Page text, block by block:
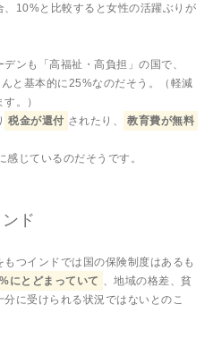
10%と比較すると女性の活躍ぶりが
ンも「高福祉・高負担」の国で、
と基本的に25%なのだそう。（軽減
。）
税金が還付 されたり、
教育費が無料
感じているのだそうです。
ド
つインドでは国の保険制度はあるも
にとどまっていて 、地域の格差、貧
に受けられる状況ではないとのこ